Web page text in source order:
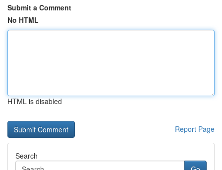
Submit a Comment
No HTML
HTML is disabled
Report Page
Search